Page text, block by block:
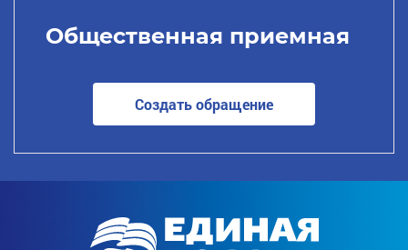
Общественная приемная
Создать обращение